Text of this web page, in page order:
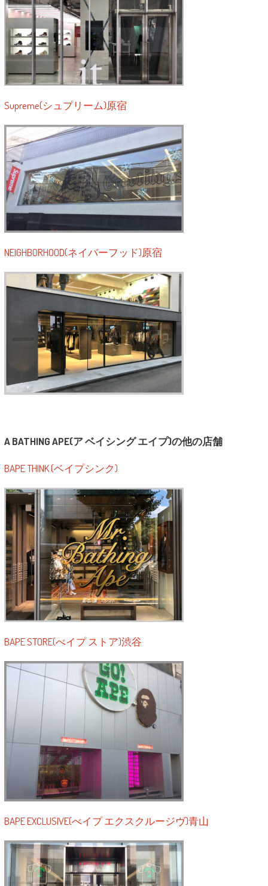
Supreme(シュプリーム)原宿
NEIGHBORHOOD(ネイバーフッド)原宿
A BATHING APE(ア ベイシング エイプ)の他の店舗
BAPE THINK (ベイプシンク)
BAPE STORE(べイプ ストア)渋谷
BAPE EXCLUSIVE(べイプ エクスクルージヴ)青山